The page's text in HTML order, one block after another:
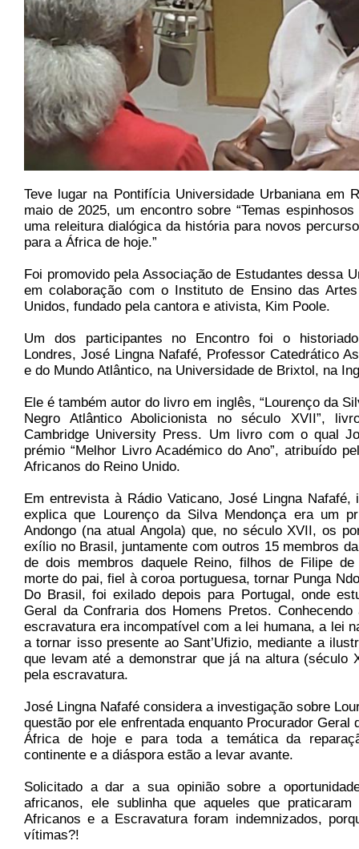
Teve lugar na Pontifícia Universidade Urbaniana em
maio de 2025, um encontro sobre “Temas
uma releitura dialógica da história para novos
para a África de hoje.”
Foi promovido pela Associação de Estudantes dessa
em colaboração com o Instituto de Ensino das
Unidos, fundado pela cantora e ativista, Kim Poole.
Um dos participantes no Encontro foi o
Londres, José Lingna Nafafé, Professor Catedrático
e do Mundo Atlântico, na Universidade de Brixtol, na
Ele é também autor do livro em inglês, “Lourenço da
Negro Atlântico Abolicionista no século XVII”,
Cambridge University Press. Um livro com o qual
prémio “Melhor Livro Académico do Ano”, atribuído
Africanos do Reino Unido.
Em entrevista à Rádio Vaticano, José Lingna
explica que Lourenço da Silva Mendonça era um
Andongo (na atual Angola) que, no século XVII, os
exílio no Brasil, juntamente com outros 15 membros
de dois membros daquele Reino, filhos de Filipe
morte do pai, fiel à coroa portuguesa, tornar Punga
Do Brasil, foi exilado depois para Portugal, onde
Geral da Confraria dos Homens Pretos.
escravatura era incompatível com a lei humana, a lei
a tornar isso presente ao Sant’Ufizio, mediante a
que levam até a demonstrar que já na altura (século
pela escravatura.
José Lingna Nafafé considera a investigação sobre
questão por ele enfrentada enquanto Procurador Geral
África de hoje e para toda a temática da
continente e a diáspora estão a levar avante.
Solicitado a dar a sua opinião sobre a
africanos, ele sublinha que aqueles que
Africanos e a Escravatura foram indemnizados,
vítimas?!